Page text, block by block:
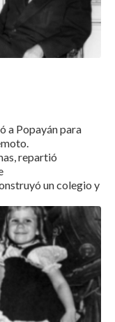
a Popayán para
repartió
un colegio y